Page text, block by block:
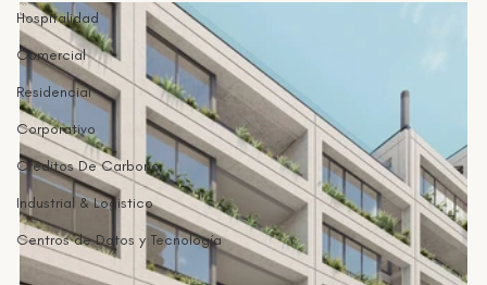
Hospitalidad
Comercial
Residencial
Corporativo
Créditos De Carbono
Industrial & Logistico
Centros de Datos y Tecnología